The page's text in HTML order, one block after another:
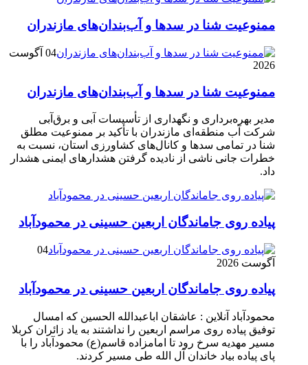
ممنوعیت شنا در سدها و آب‌بندان‌‌های مازندران
04 آگوست
2026
ممنوعیت شنا در سدها و آب‌بندان‌‌های مازندران
مدیر بهره‌برداری و نگهداری از تأسیسات آبی و برق‌آبی
شرکت آب منطقه‌ای مازندران با تأکید بر ممنوعیت مطلق
شنا در تمامی سدها و کانال‌های کشاورزی استان، نسبت به
خطرات جانی ناشی از نادیده گرفتن هشدارهای ایمنی هشدار
داد.
پیاده روی جاماندگان اربعین حسینی در محمودآباد
04
آگوست 2026
پیاده روی جاماندگان اربعین حسینی در محمودآباد
محمودآباد آنلاین : عاشقان اباعبدالله الحسین که امسال
توفیق پیاده روی مراسم اربعین را نداشتند به یاد زائران کربلا
مسیر مهدیه سرخ رود تا امامزاده قاسم(ع) محمودآباد را با
پای پیاده بیاد خاندان آل الله طی مسیر کردند.